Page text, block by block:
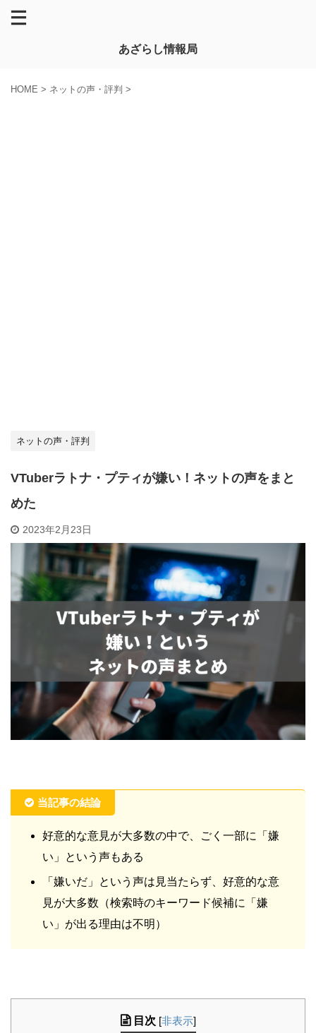
あざらし情報局
HOME > ネットの声・評判 >
ネットの声・評判
VTuberラトナ・プティが嫌い！ネットの声をまと
めた
2023年2月23日
当記事の結論
好意的な意見が大多数の中で、ごく一部に「嫌
い」という声もある
「嫌いだ」という声は見当たらず、好意的な意
見が大多数（検索時のキーワード候補に「嫌
い」が出る理由は不明）
目次 [非表示]